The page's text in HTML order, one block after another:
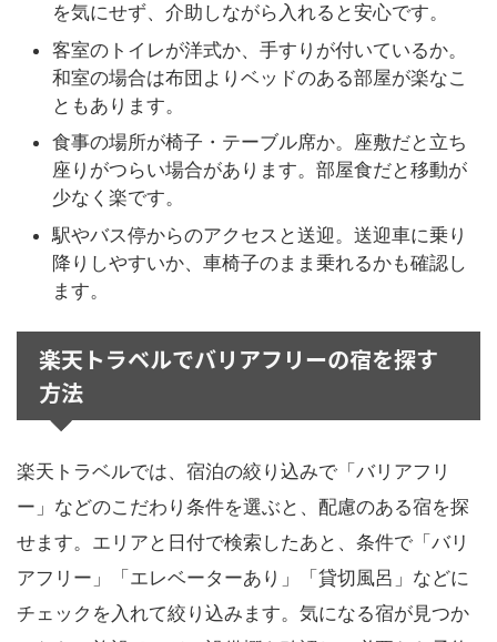
を気にせず、介助しながら入れると安心です。
客室のトイレが洋式か、手すりが付いているか。
和室の場合は布団よりベッドのある部屋が楽なこ
ともあります。
食事の場所が椅子・テーブル席か。座敷だと立ち
座りがつらい場合があります。部屋食だと移動が
少なく楽です。
駅やバス停からのアクセスと送迎。送迎車に乗り
降りしやすいか、車椅子のまま乗れるかも確認し
ます。
楽天トラベルでバリアフリーの宿を探す
方法
楽天トラベルでは、宿泊の絞り込みで「バリアフリ
ー」などのこだわり条件を選ぶと、配慮のある宿を探
せます。エリアと日付で検索したあと、条件で「バリ
アフリー」「エレベーターあり」「貸切風呂」などに
チェックを入れて絞り込みます。気になる宿が見つか